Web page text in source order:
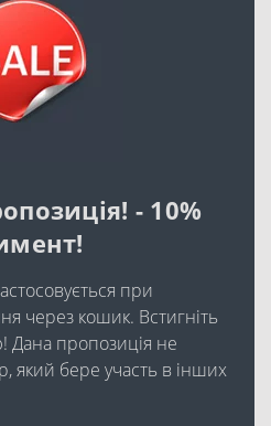
- 10%
при
через кошик. Встигніть
Дана пропозиція не
який бере участь в інших